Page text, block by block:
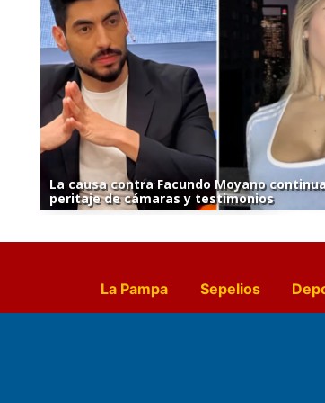
La causa contra Facundo Moyano
peritaje de cámaras y testimonios
La Pampa Sepelios